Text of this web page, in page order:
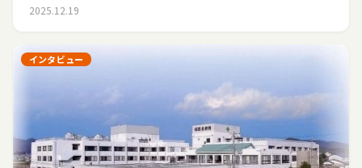
2025.12.19
インタビュー